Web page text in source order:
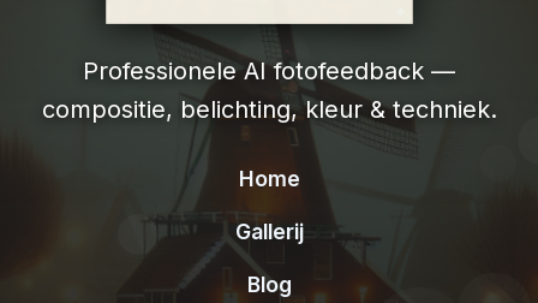
Professionele AI fotofeedback —
compositie, belichting, kleur & techniek.
Home
Gallerij
Blog